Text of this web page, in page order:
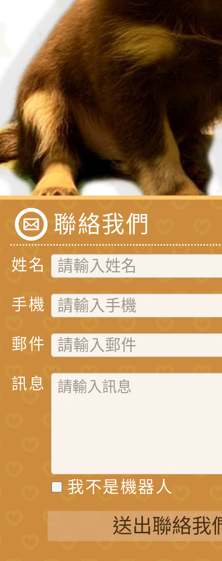
聯絡我們
姓名
手機
郵件
訊息
我不是機器人
送出聯絡我